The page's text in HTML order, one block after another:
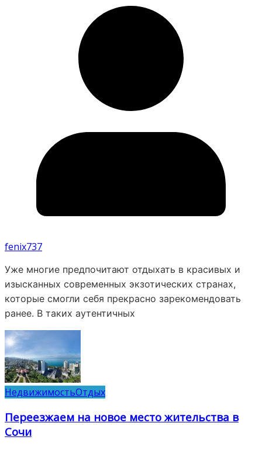
fenix737
Уже многие предпочитают отдыхать в красивых и
изысканных современных экзотических странах,
которые смогли себя прекрасно зарекомендовать
ранее. В таких аутентичных
НедвижимостьОтдых
Переезжаем на новое место жительства в
Сочи